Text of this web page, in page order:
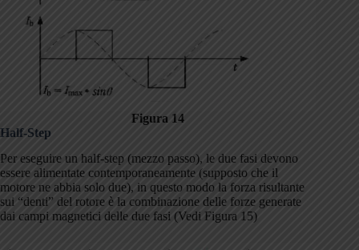
Figura 14
Half-Step
Per eseguire un half-step (mezzo passo), le due fasi devono
essere alimentate contemporaneamente (supposto che il
motore ne abbia solo due), in questo modo la forza risultante
sui “denti” del rotore è la combinazione delle forze generate
dai campi magnetici delle due fasi (Vedi Figura 15)